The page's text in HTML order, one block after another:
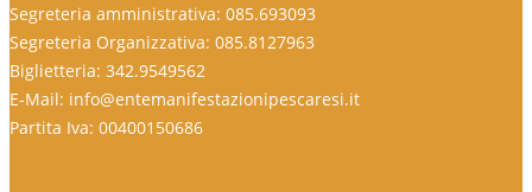
Segreteria amministrativa: 085.693093
Segreteria Organizzativa: 085.8127963
Biglietteria: 342.9549562
E-Mail: info@entemanifestazionipescaresi.it
Partita Iva: 00400150686